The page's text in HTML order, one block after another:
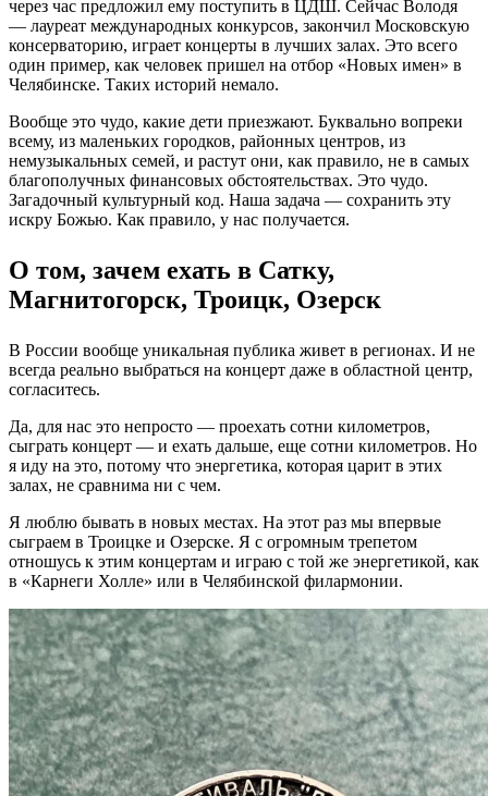
через час предложил ему поступить в ЦДШ. Сейчас Володя
— лауреат международных конкурсов, закончил Московскую
консерваторию, играет концерты в лучших залах. Это всего
один пример, как человек пришел на отбор «Новых имен» в
Челябинске. Таких историй немало.
Вообще это чудо, какие дети приезжают. Буквально вопреки
всему, из маленьких городков, районных центров, из
немузыкальных семей, и растут они, как правило, не в самых
благополучных финансовых обстоятельствах. Это чудо.
Загадочный культурный код. Наша задача — сохранить эту
искру Божью. Как правило, у нас получается.
О том, зачем ехать в Сатку,
Магнитогорск, Троицк, Озерск
В России вообще уникальная публика живет в регионах. И не
всегда реально выбраться на концерт даже в областной центр,
согласитесь.
Да, для нас это непросто — проехать сотни километров,
сыграть концерт — и ехать дальше, еще сотни километров. Но
я иду на это, потому что энергетика, которая царит в этих
залах, не сравнима ни с чем.
Я люблю бывать в новых местах. На этот раз мы впервые
сыграем в Троицке и Озерске. Я с огромным трепетом
отношусь к этим концертам и играю с той же энергетикой, как
в «Карнеги Холле» или в Челябинской филармонии.